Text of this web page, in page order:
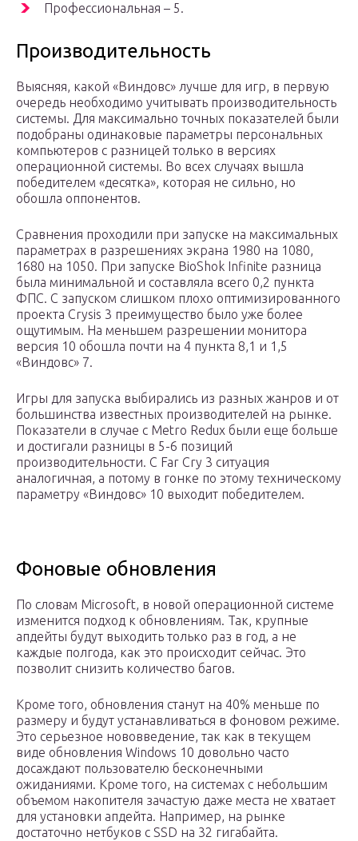
Профессиональная – 5.
Производительность
Выясняя, какой «Виндовс» лучше для игр, в первую
очередь необходимо учитывать производительность
системы. Для максимально точных показателей были
подобраны одинаковые параметры персональных
компьютеров с разницей только в версиях
операционной системы. Во всех случаях вышла
победителем «десятка», которая не сильно, но
обошла оппонентов.
Сравнения проходили при запуске на максимальных
параметрах в разрешениях экрана 1980 на 1080,
1680 на 1050. При запуске BioShok Infinite разница
была минимальной и составляла всего 0,2 пункта
ФПС. С запуском слишком плохо оптимизированного
проекта Crysis 3 преимущество было уже более
ощутимым. На меньшем разрешении монитора
версия 10 обошла почти на 4 пункта 8,1 и 1,5
«Виндовс» 7.
Игры для запуска выбирались из разных жанров и от
большинства известных производителей на рынке.
Показатели в случае с Metro Redux были еще больше
и достигали разницы в 5-6 позиций
производительности. С Far Cry 3 ситуация
аналогичная, а потому в гонке по этому техническому
параметру «Виндовс» 10 выходит победителем.
Фоновые обновления
По словам Microsoft, в новой операционной системе
изменится подход к обновлениям. Так, крупные
апдейты будут выходить только раз в год, а не
каждые полгода, как это происходит сейчас. Это
позволит снизить количество багов.
Кроме того, обновления станут на 40% меньше по
размеру и будут устанавливаться в фоновом режиме.
Это серьезное нововведение, так как в текущем
виде обновления Windows 10 довольно часто
досаждают пользователю бесконечными
ожиданиями. Кроме того, на системах с небольшим
объемом накопителя зачастую даже места не хватает
для установки апдейта. Например, на рынке
достаточно нетбуков с SSD на 32 гигабайта.